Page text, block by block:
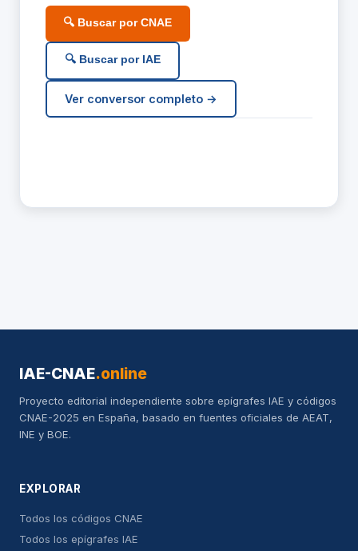
🔍 Buscar por CNAE
🔍 Buscar por IAE
Ver conversor completo →
IAE-CNAE.online
Proyecto editorial independiente sobre epígrafes IAE y códigos
CNAE-2025 en España, basado en fuentes oficiales de AEAT,
INE y BOE.
EXPLORAR
Todos los códigos CNAE
Todos los epígrafes IAE